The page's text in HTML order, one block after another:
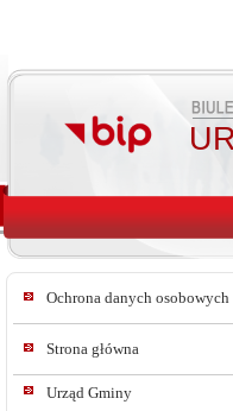
Ochrona danych osobowych
Strona główna
Urząd Gminy